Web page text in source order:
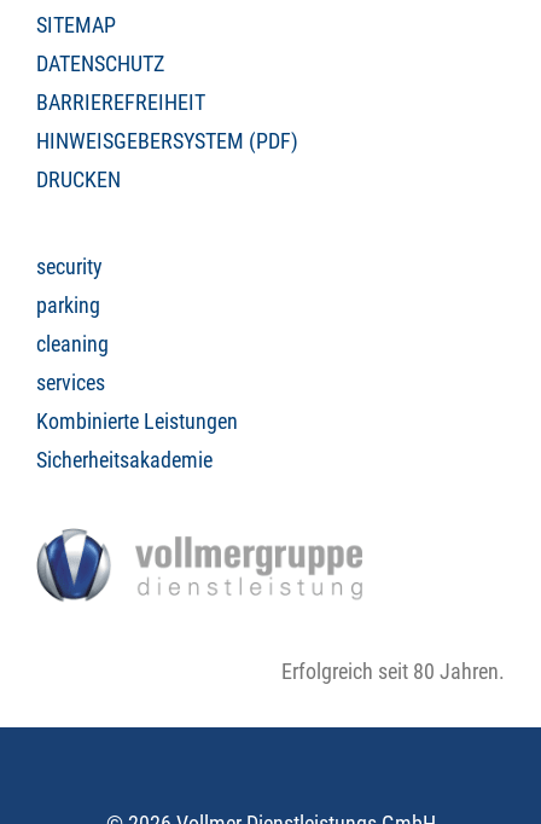
SITEMAP
DATENSCHUTZ
BARRIEREFREIHEIT
HINWEISGEBERSYSTEM (PDF)
DRUCKEN
security
parking
cleaning
services
Kombinierte Leistungen
Sicherheitsakademie
Erfolgreich seit 80 Jahren.